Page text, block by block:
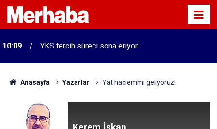
10:09 YKS tercih süreci sona eriyor
Anasayfa Yazarlar Yat hacıemmi geliyoruz!
Kerem İşkan